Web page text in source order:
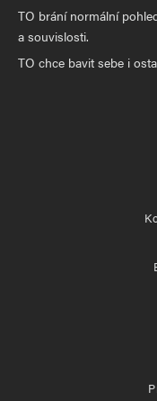
TO brání normální
a souvislosti.
TO chce bavit sebe i